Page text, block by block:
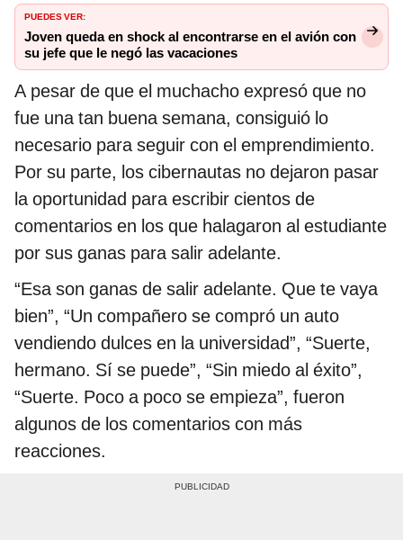
PUEDES VER:
Joven queda en shock al encontrarse en el avión con
su jefe que le negó las vacaciones
A pesar de que el muchacho expresó que no
fue una tan buena semana, consiguió lo
necesario para seguir con el emprendimiento.
Por su parte, los cibernautas no dejaron pasar
la oportunidad para escribir cientos de
comentarios en los que halagaron al estudiante
por sus ganas para salir adelante.
“Esa son ganas de salir adelante. Que te vaya
bien”, “Un compañero se compró un auto
vendiendo dulces en la universidad”, “Suerte,
hermano. Sí se puede”, “Sin miedo al éxito”,
“Suerte. Poco a poco se empieza”, fueron
algunos de los comentarios con más
reacciones.